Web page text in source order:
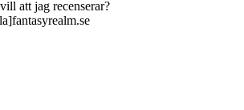
att jag recenserar?